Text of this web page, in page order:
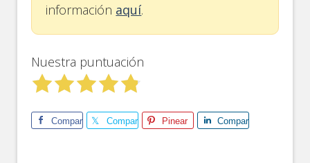
información aquí.
Nuestra puntuación
Comparte Comparte Pinear Comparte